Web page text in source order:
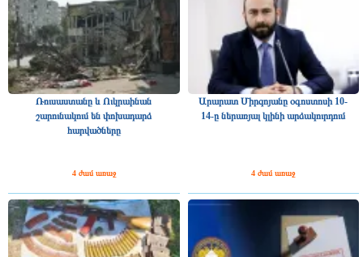
Ռուսաստանը և Ուկրաինան
շարունակում են փոխադարձ
հարվածները
4 ժամ առաջ
Արարատ Միրզոյանը օգոստոսի 10-
14-ը ներառյալ կլինի արձակուրդում
4 ժամ առաջ